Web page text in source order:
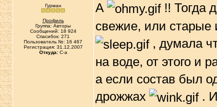
Гурман
Профиль
Группа: Авторы
Сообщений: 18 924
Спасибок: 271
Пользователь №: 16 467
Регистрация: 31.12.2007
Откуда:C-a
А
!! Тогда
свежие, или старые
, думала
на воде, от этого и
а если состав был
дрожжах
.